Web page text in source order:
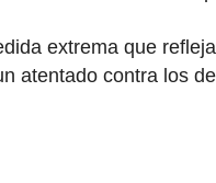
extrema que
atentado contra los